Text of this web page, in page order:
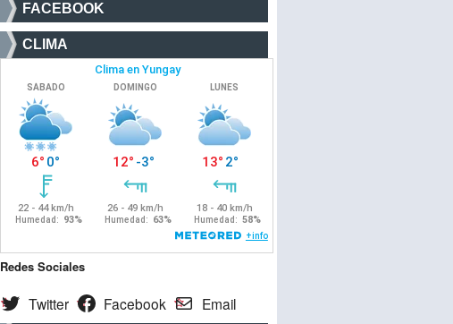
FACEBOOK
CLIMA
Redes Sociales
Twitter Facebook Email